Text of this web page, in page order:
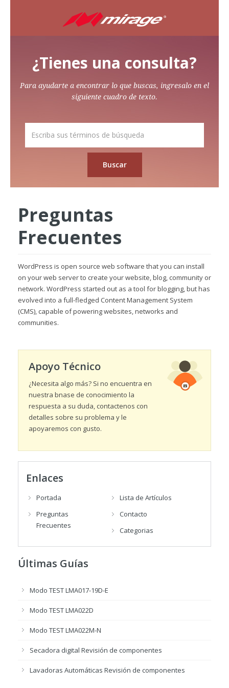
¿Tienes una consulta?
Para ayudarte a encontrar lo que buscas, ingresalo en el
siguiente cuadro de texto.
Preguntas
Frecuentes
WordPress is open source web software that you can install
on your web server to create your website, blog, community or
network. WordPress started out as a tool for blogging, but has
evolved into a full-fledged Content Management System
(CMS), capable of powering websites, networks and
communities.
Apoyo Técnico
¿Necesita algo más? Si no encuentra en
nuestra bnase de conocimiento la
respuesta a su duda, contactenos con
detalles sobre su problema y le
apoyaremos con gusto.
Enlaces
Portada
Lista de Artículos
Preguntas
Frecuentes
Contacto
Categorias
Últimas Guías
Modo TEST LMA017-19D-E
Modo TEST LMA022D
Modo TEST LMA022M-N
Secadora digital Revisión de componentes
Lavadoras Automáticas Revisión de componentes